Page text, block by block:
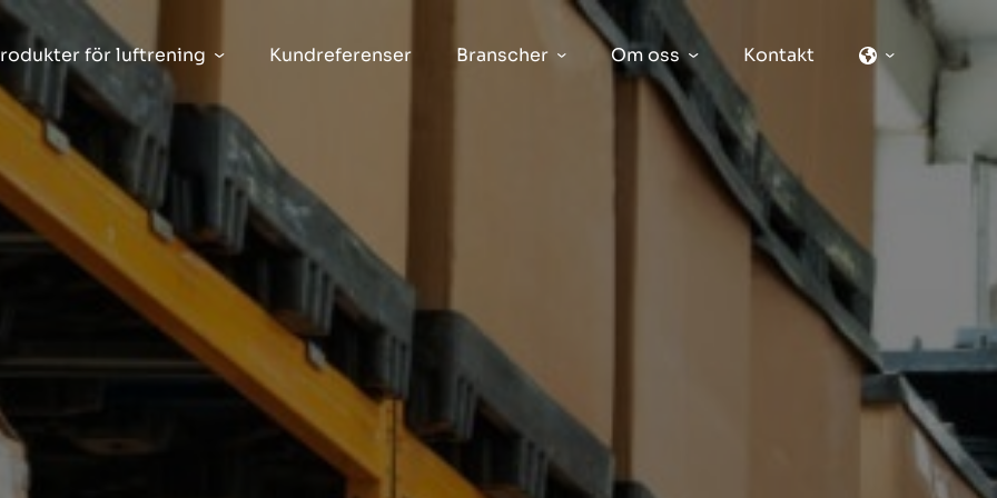
för luftrening
Kundreferenser Branscher Om oss Kontakt